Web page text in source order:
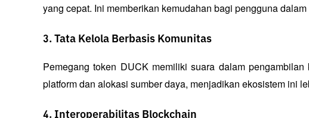
yang cepat. Ini memberikan kemudahan bagi pengguna
3. Tata Kelola Berbasis Komunitas
Pemegang token DUCK memiliki suara dalam
platform dan alokasi sumber daya, menjadikan ekosistem ini
4. Interoperabilitas Blockchain